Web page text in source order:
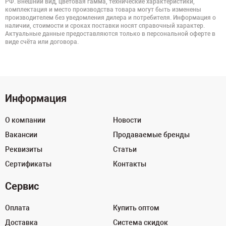
РФ. Внешний вид, цветовая гамма, технические характеристики,
комплектация и место производства товара могут быть изменены
производителем без уведомления дилера и потребителя. Информация о
наличии, стоимости и сроках поставки носят справочный характер.
Актуальные данные предоставляются только в персональной оферте в
виде счёта или договора.
Информация
О компании
Вакансии
Реквизиты
Сертификаты
Новости
Продаваемые бренды
Статьи
Контакты
Сервис
Оплата
Доставка
Купить оптом
Система скидок